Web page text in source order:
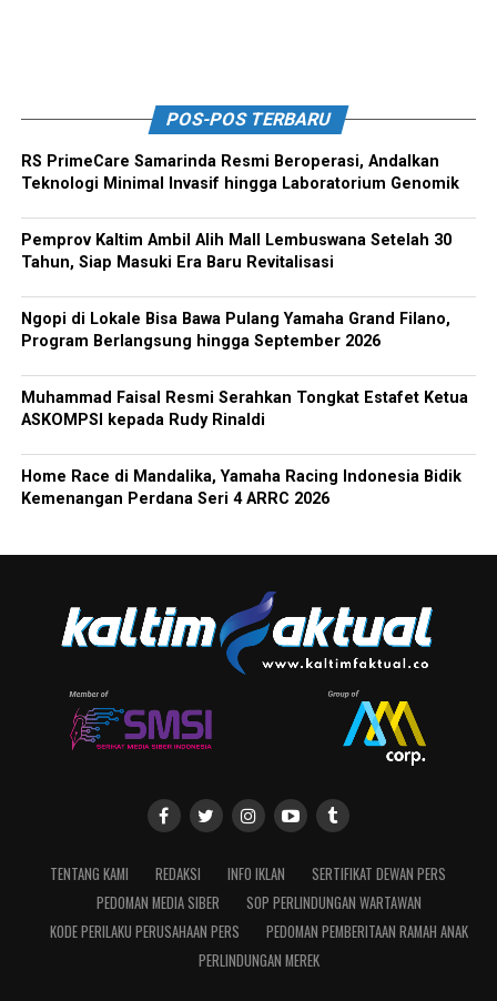
POS-POS TERBARU
RS PrimeCare Samarinda Resmi Beroperasi, Andalkan
Teknologi Minimal Invasif hingga Laboratorium Genomik
Pemprov Kaltim Ambil Alih Mall Lembuswana Setelah 30
Tahun, Siap Masuki Era Baru Revitalisasi
Ngopi di Lokale Bisa Bawa Pulang Yamaha Grand Filano,
Program Berlangsung hingga September 2026
Muhammad Faisal Resmi Serahkan Tongkat Estafet Ketua
ASKOMPSI kepada Rudy Rinaldi
Home Race di Mandalika, Yamaha Racing Indonesia Bidik
Kemenangan Perdana Seri 4 ARRC 2026
TENTANG KAMI REDAKSI INFO IKLAN
SERTIFIKAT DEWAN PERS
PEDOMAN MEDIA SIBER
SOP PERLINDUNGAN WARTAWAN
KODE PERILAKU PERUSAHAAN PERS
PEDOMAN PEMBERITAAN RAMAH ANAK
PERLINDUNGAN MEREK